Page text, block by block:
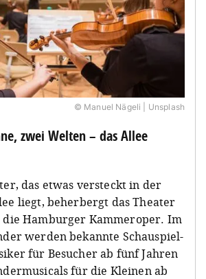
© Manuel Nägeli | Unsplash
zwei Welten – das Allee
das etwas versteckt in der
liegt, beherbergt das Theater
Hamburger Kammeroper. Im
werden bekannte Schauspiel-
für Besucher ab fünf Jahren
für die Kleinen ab